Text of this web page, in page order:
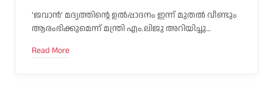
‘ജവാൻ’ മദ്യത്തിന്റെ ഉൽപ്പാദനം ഇന്ന് മുതൽ വീണ്ടും
ആരംഭിക്കുമെന്ന് മന്ത്രി എം.ലിജു അറിയിച്ചു…
Read More